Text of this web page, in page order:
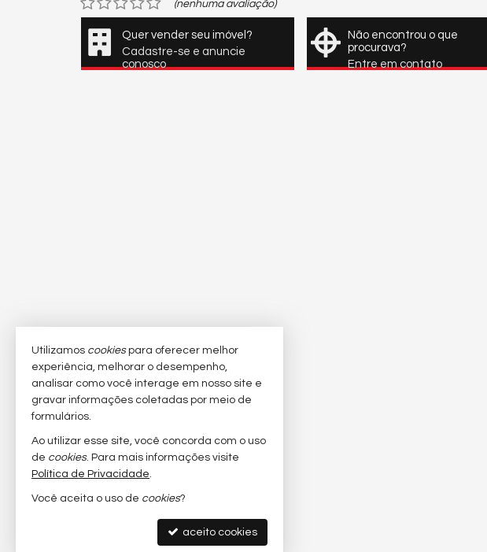
(nenhuma avaliação)
Quer vender seu imóvel?
Cadastre-se e anuncie
conosco
Não encontrou o que
procurava?
Entre em contato
Utilizamos cookiespara oferecer melhor
experiência, melhorar o desempenho,
analisar como você interage em nosso site e
gravar informações coletadas por meio de
formulários.
Ao utilizar esse site, você concorda com o uso
de cookies. Para mais informações visite
Política de Privacidade.
Você aceita o uso de cookies?
aceito cookies